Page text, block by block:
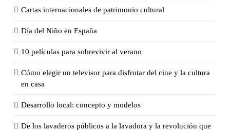
Cartas internacionales de patrimonio cultural
Día del Niño en España
10 películas para sobrevivir al verano
Cómo elegir un televisor para disfrutar del cine y la cultura
en casa
Desarrollo local: concepto y modelos
De los lavaderos públicos a la lavadora y la revolución que